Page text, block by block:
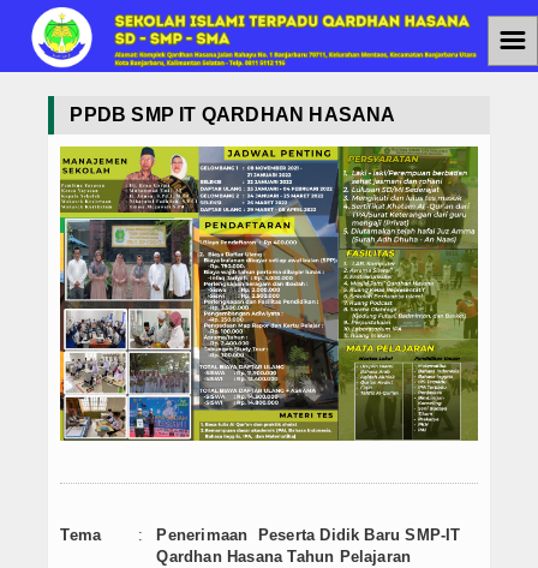
Home
Jenjang Pendidikan
SMAIT
SMPIT
SDIT
Berita
Agenda
☰
PPDB SMP IT QARDHAN HASANA
Tema :
Penerimaan Peserta Didik Baru SMP-IT
Qardhan Hasana Tahun Pelajaran